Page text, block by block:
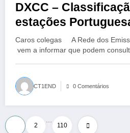
DXCC –
estações
Caros colegas A Rede dos
vem a informar que podem
CT1END 0 Comentários
Paginação
2
…
110